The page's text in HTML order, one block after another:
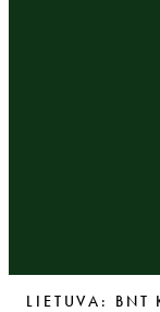
LIETUVA: BNT